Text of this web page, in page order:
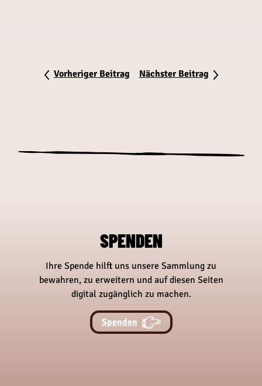
Vorheriger Beitrag Nächster Beitrag
SPENDEN
Ihre Spende hilft uns unsere Sammlung zu
bewahren, zu erweitern und auf diesen Seiten
digital zugänglich zu machen.
Spenden